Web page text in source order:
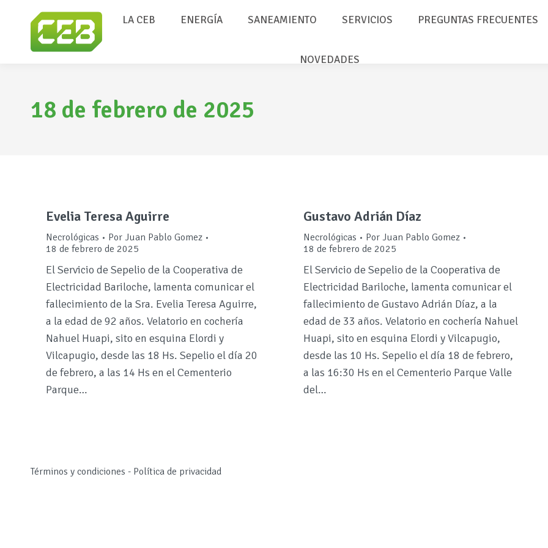
LA CEB ENERGÍA SANEAMIENTO SERVICIOS PREGUNTAS FRECUENTES
NOVEDADES
18 de febrero de 2025
Evelia Teresa Aguirre
Necrológicas Por Juan Pablo Gomez
18 de febrero de 2025
El Servicio de Sepelio de la Cooperativa de
Electricidad Bariloche, lamenta comunicar el
fallecimiento de la Sra. Evelia Teresa Aguirre,
a la edad de 92 años. Velatorio en cochería
Nahuel Huapi, sito en esquina Elordi y
Vilcapugio, desde las 18 Hs. Sepelio el día 20
de febrero, a las 14 Hs en el Cementerio
Parque…
Gustavo Adrián Díaz
Necrológicas Por Juan Pablo Gomez
18 de febrero de 2025
El Servicio de Sepelio de la Cooperativa de
Electricidad Bariloche, lamenta comunicar el
fallecimiento de Gustavo Adrián Díaz, a la
edad de 33 años. Velatorio en cochería Nahuel
Huapi, sito en esquina Elordi y Vilcapugio,
desde las 10 Hs. Sepelio el día 18 de febrero,
a las 16:30 Hs en el Cementerio Parque Valle
del…
Términos y condiciones - Política de privacidad